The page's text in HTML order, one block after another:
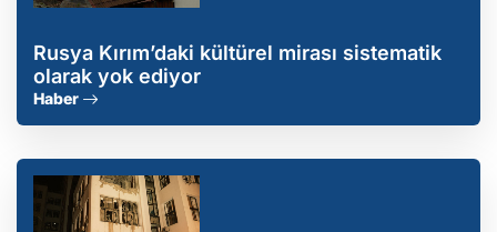
Rusya Kırım’daki kültürel mirası sistematik
olarak yok ediyor
Haber